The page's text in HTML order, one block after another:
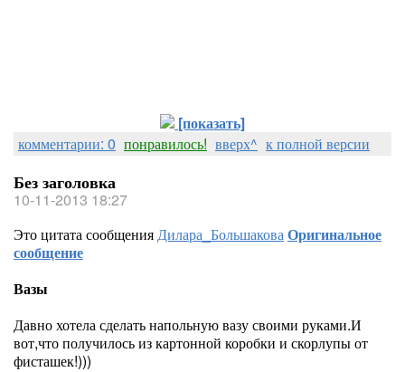
[показать]
комментарии: 0 понравилось! вверх^ к полной версии
Без заголовка
10-11-2013 18:27
Это цитата сообщенияДилара_БольшаковаОригинальное
сообщение
Вазы
Давно хотела сделать напольную вазу своими руками.И
вот,что получилось из картонной коробки и скорлупы от
фисташек!)))